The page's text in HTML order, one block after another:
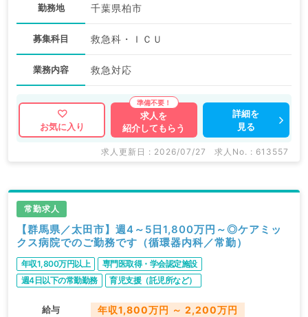
勤務地 千葉県柏市
募集科目 救急科・ＩＣＵ
業務内容 救急対応
お気に入り
求人を
紹介してもらう
詳細を
見る
求人更新日 : 2026/07/27 求人No. : 613557
常勤求人
【群馬県／太田市】週4～5日1,800万円～◎ケアミッ
クス病院でのご勤務です（循環器内科／常勤）
年収1,800万円以上
専門医取得・学会認定施設
週4日以下の常勤勤務
育児支援（託児所など）
給与 年収1,800万円 ～ 2,200万円